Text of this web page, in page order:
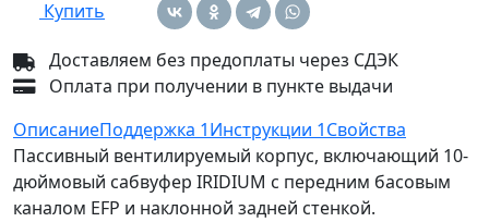
Купить
Доставляем без предоплаты через СДЭК
Оплата при получении в пункте выдачи
ОписаниеПоддержка 1Инструкции 1Свойства
Пассивный вентилируемый корпус, включающий 10-
дюймовый сабвуфер IRIDIUM с передним басовым
каналом EFP и наклонной задней стенкой.